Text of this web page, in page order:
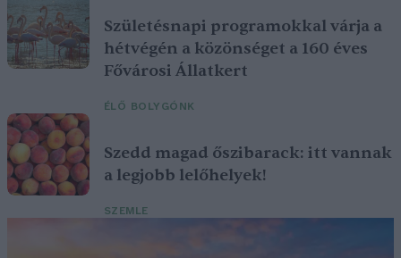
Születésnapi programokkal várja a
hétvégén a közönséget a 160 éves
Fővárosi Állatkert
ÉLŐ BOLYGÓNK
Szedd magad őszibarack: itt vannak
a legjobb lelőhelyek!
SZEMLE